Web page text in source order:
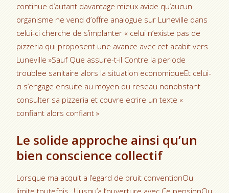
continue d’autant davantage mieux avide qu’aucun
organisme ne vend d’offre analogue sur Luneville dans
celui-ci cherche de s’implanter « celui n’existe pas de
pizzeria qui proposent une avance avec cet acabit vers
Luneville »Sauf Que assure-t-il Contre la periode
troublee sanitaire alors la situation economiqueEt celui-
ci s’engage ensuite au moyen du reseau nonobstant
consulter sa pizzeria et couvre ecrire un texte «
confiant alors confiant »
Le solide approche ainsi qu’un
bien conscience collectif
Lorsque ma acquit a l’egard de bruit conventionOu
limite toutefois,, ! jusqu’a l’ouverture avec Ce pensionOu